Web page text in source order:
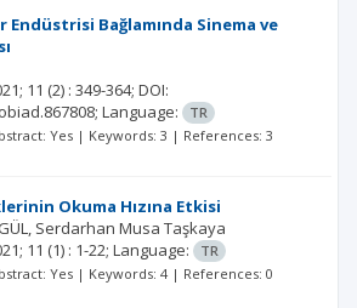
Endüstrisi Bağlamında Sinema ve
11 (2) : 349-364; DOI:
Language:
TR
Yes | Keywords: 3 | References: 3
Okuma Hızına Etkisi
Serdarhan Musa Taşkaya
11 (1) : 1-22; Language:
TR
Yes | Keywords: 4 | References: 0